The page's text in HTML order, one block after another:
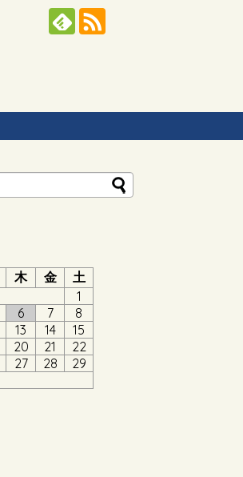
木 金
土
1
6 7
8
13 14
15
20 21
22
27 28
29